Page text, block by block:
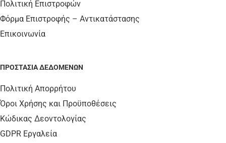
Πολιτική Επιστροφών
Φόρμα Επιστροφής – Αντικατάστασης
Επικοινωνία
ΠΡΟΣΤΑΣΊΑ ΔΕΔΟΜΈΝΩΝ
Πολιτική Απορρήτου
Όροι Χρήσης και Προϋποθέσεις
Κώδικας Δεοντολογίας
GDPR Εργαλεία